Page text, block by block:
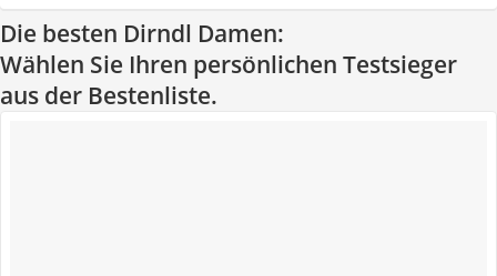
Die besten Dirndl Damen:
Wählen Sie Ihren persönlichen Testsieger
aus der Bestenliste.